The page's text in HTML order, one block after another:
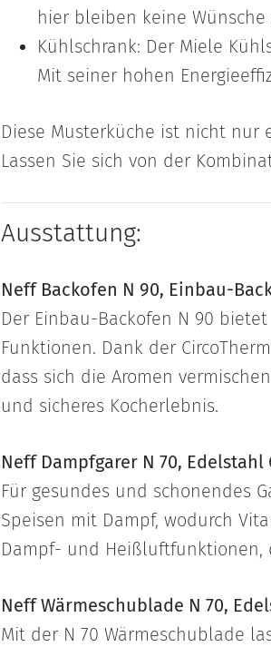
hier bleiben keine Wünsche
Kühlschrank: Der Miele
Mit seiner hohen
Diese Musterküche ist nicht
Lassen Sie sich von der
Ausstattung:
Neff Backofen N 90, Einbau-
Der Einbau-Backofen N 90
Funktionen. Dank der
dass sich die Aromen
und sicheres Kocherlebnis.
Neff Dampfgarer N 70, Edelstahl
Für gesundes und schonendes
Speisen mit Dampf, wodurch
Dampf- und
Neff Wärmeschublade N 70,
Mit der N 70 Wärmeschublade